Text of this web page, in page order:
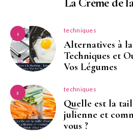
1 techniques
Alternatives à
Techniques et
Vos Légumes
2 techniques
Quelle est la
julienne et
vous ?